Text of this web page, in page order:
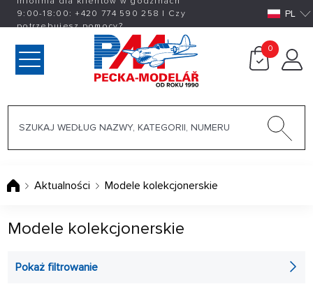
9:00-18:00:+420 774 590 258 | Czy
potrzebujesz pomocy?
PL
0
Aktualności Modele kolekcjonerskie
Modele kolekcjonerskie
Pokaż filtrowanie